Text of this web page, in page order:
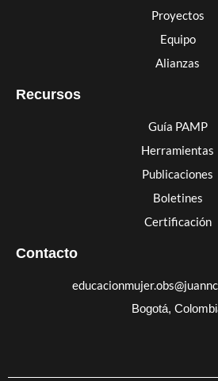
Proyectos
Equipo
Alianzas
Recursos
Guía PAMP
Herramientas
Publicaciones
Boletines
Certificación
Contacto
Bogotá,